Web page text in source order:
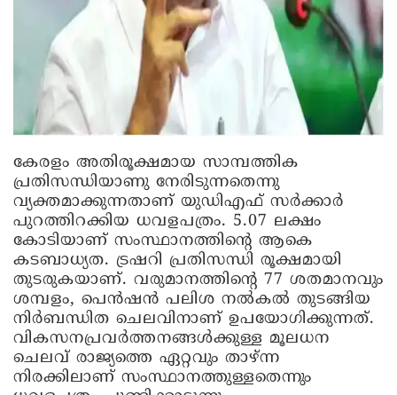
കേരളം അതിരൂക്ഷമായ സാമ്പത്തിക
പ്രതിസന്ധിയാണു നേരിടുന്നതെന്നു
വ്യക്തമാക്കുന്നതാണ് യുഡിഎഫ് സര്‍ക്കാര്‍
പുറത്തിറക്കിയ ധവളപത്രം. 5.07 ലക്ഷം
കോടിയാണ് സംസ്ഥാനത്തിന്റെ ആകെ
കടബാധ്യത. ട്രഷറി പ്രതിസന്ധി രൂക്ഷമായി
തുടരുകയാണ്. വരുമാനത്തിന്റെ 77 ശതമാനവും
ശമ്പളം, പെന്‍ഷന്‍ പലിശ നല്‍കല്‍ തുടങ്ങിയ
നിര്‍ബന്ധിത ചെലവിനാണ് ഉപയോഗിക്കുന്നത്.
വികസനപ്രവര്‍ത്തനങ്ങള്‍ക്കുള്ള മൂലധന
ചെലവ് രാജ്യത്തെ ഏറ്റവും താഴ്ന്ന
നിരക്കിലാണ് സംസ്ഥാനത്തുള്ളതെന്നും